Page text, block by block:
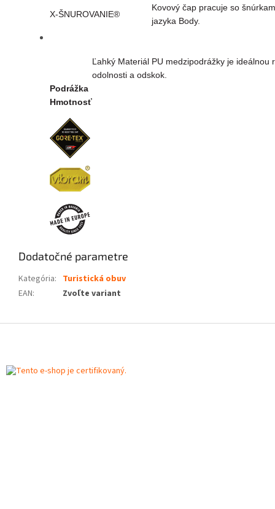
X-ŠNUROVANIE®
Kovový čap pracuje so
jazyka Body.
Ľahký Materiál PU medzipodrážky je ideálnou
odolnosti a odskok.
Podrážka
Hmotnosť
Dodatočné parametre
Kategória: Turistická obuv
EAN: Zvoľte variant